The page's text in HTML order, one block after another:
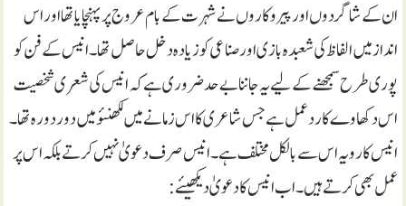
ان کے شاگردوں اور پیرو کار وں نے شہرت کے بام عروج پر پہنچایا تھا اور اس
انداز میں الفاظ کی شعبدہ بازی اور صناعی کو زیادہ دخل حاصل تھا۔ انیس کے فن کو
پوری طرح سمجھنے کے لیے یہ جاننا بے حد ضروری ہے کہ انیس کی شعری شخصیت
اس دکھاوے کا رد عمل ہے جس شاعری کا اس زمانے میں لکھنئو میں دور دورہ تھا۔
انیس کا رویہ اس سے بالکل مختلف ہے۔ انیس صرف دعویٰ نہیں کرتے بلکہ اس پر
عمل بھی کرتے ہیں۔ اب انیس کادعویٰ دیکھیئے: